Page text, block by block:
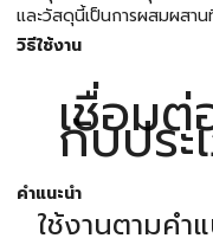
และวัสดุนี้เป็นการผสมผสา
วิธีใช้งาน
เชื่อมต่
กับประ
คำแนะนำ
ใช้งานตามคำ